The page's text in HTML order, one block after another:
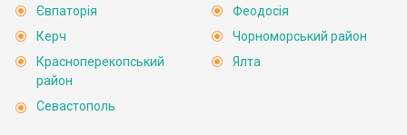
Євпаторія
Керч
Красноперекопський
район
Севастополь
Феодосія
Чорноморський район
Ялта